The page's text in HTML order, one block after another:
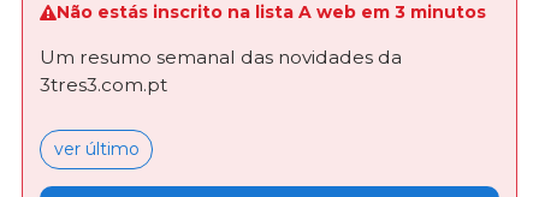
Não estás inscrito na lista A web em 3 minutos
Um resumo semanal das novidades da
3tres3.com.pt
ver último